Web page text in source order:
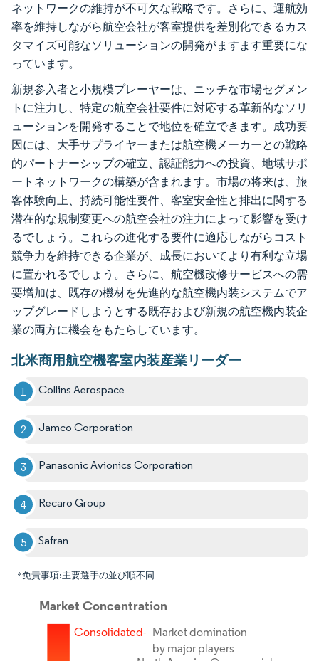
ネットワークの維持が不可欠な戦略です。さらに、運航効
率を維持しながら航空会社が客室提供を差別化できるカス
タマイズ可能なソリューションの開発がますます重要にな
っています。
新規参入者と小規模プレーヤーは、ニッチな市場セグメン
トに注力し、特定の航空会社要件に対応する革新的なソリ
ューションを開発することで地位を確立できます。成功要
因には、大手サプライヤーまたは航空機メーカーとの戦略
的パートナーシップの確立、認証能力への投資、地域サポ
ートネットワークの構築が含まれます。市場の将来は、旅
客体験向上、持続可能性要件、客室安全性と排出に関する
潜在的な規制変更への航空会社の注力によって影響を受け
るでしょう。これらの進化する要件に適応しながらコスト
競争力を維持できる企業が、成長においてより有利な立場
に置かれるでしょう。さらに、航空機改修サービスへの需
要増加は、既存の機材を先進的な航空機内装システムでア
ップグレードしようとする既存および新規の航空機内装企
業の両方に機会をもたらしています。
北米商用航空機客室内装産業リーダー
Collins Aerospace
Jamco Corporation
Panasonic Avionics Corporation
Recaro Group
Safran
*免責事項:主要選手の並び順不同